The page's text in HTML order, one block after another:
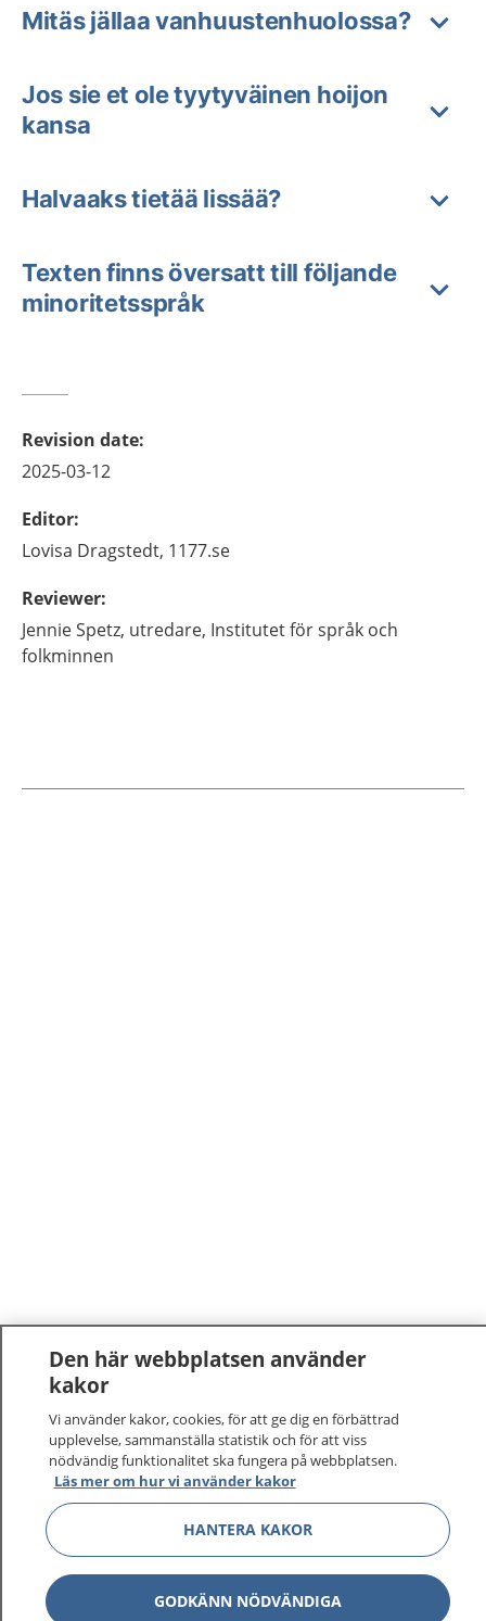
Mitäs jällaa vanhuustenhuolossa?
Jos sie et ole tyytyväinen hoijon
kansa
Halvaaks tietää lissää?
Texten finns översatt till följande
minoritetsspråk
Revision date:
2025-03-12
Editor:
Lovisa Dragstedt, 1177.se
Reviewer:
JennieSpetz, utredare, Institutet för språk och
folkminnen
1177 –tryggt om din hälsa och vård
På 1177.se får du råd om hälsa och information om
sjukdomar och vilka mottagningar du kan kontakta.
Logga in för att läsa din journal och göra dina
vårdärenden. Ring telefonnummer 1177 för
sjukvårdsrådgivning dygnet runt.
1177 ger dig råd när du vill må bättre.
Den här webbplatsen använder
kakor
Vi använder kakor, cookies, för att ge dig en förbättrad
upplevelse, sammanställa statistik och för att viss
nödvändig funktionalitet ska fungera på webbplatsen.
Läs mer om hur vi använder kakor
HANTERA KAKOR
GODKÄNN NÖDVÄNDIGA